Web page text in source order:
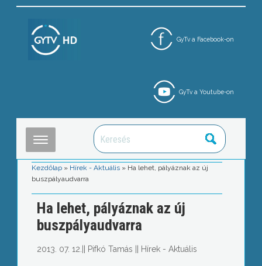
GyTv a Facebook-on
GyTv a Youtube-on
Kezdőlap » Hírek - Aktuális » Ha lehet, pályáznak az új
buszpályaudvarra
Ha lehet, pályáznak az új
buszpályaudvarra
2013. 07. 12. Pifkó Tamás Hírek - Aktuális